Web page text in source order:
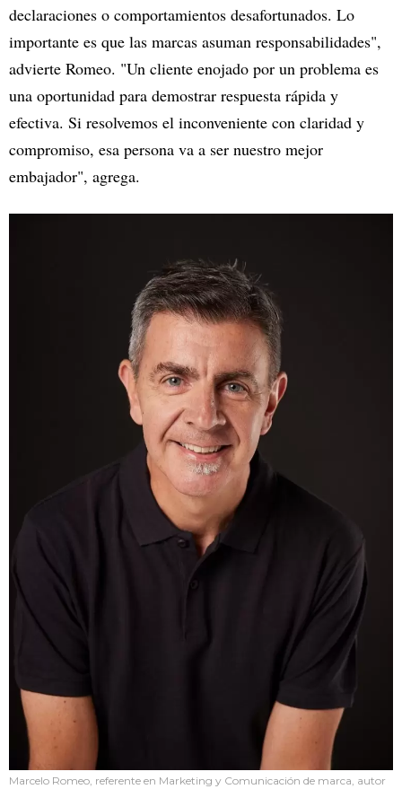
declaraciones o comportamientos desafortunados. Lo
importante es que las marcas asuman responsabilidades",
advierte Romeo. "Un cliente enojado por un problema es
una oportunidad para demostrar respuesta rápida y
efectiva. Si resolvemos el inconveniente con claridad y
compromiso, esa persona va a ser nuestro mejor
embajador", agrega.
Marcelo Romeo, referente en Marketing y Comunicación de marca, autor